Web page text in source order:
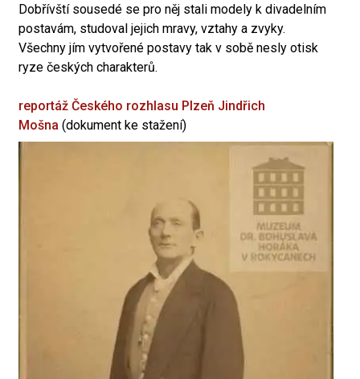
Dobřívští sousedé se pro něj stali modely k divadelním
postavám, studoval jejich mravy, vztahy a zvyky.
Všechny jím vytvořené postavy tak v sobě nesly otisk
ryze českých charakterů.
reportáž Českého rozhlasu Plzeň Jindřich
Mošna (dokument ke stažení)